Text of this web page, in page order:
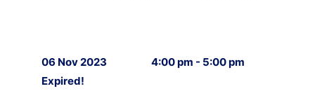
06 Nov 2023
Expired!
4:00 pm - 5:00 pm